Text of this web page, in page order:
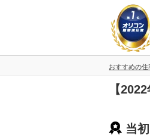
おすすめの
【
当